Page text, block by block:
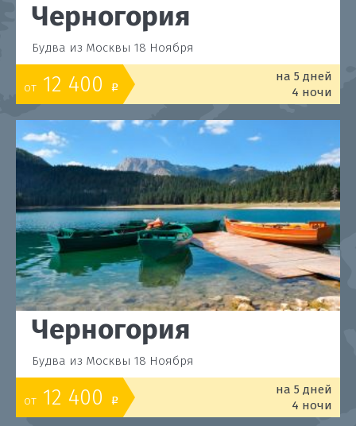
Черногория
Будва из Москвы 18 Ноября
от 12 400 o
на 5 дней
4 ночи
Черногория
Будва из Москвы 18 Ноября
от 12 400 o
на 5 дней
4 ночи